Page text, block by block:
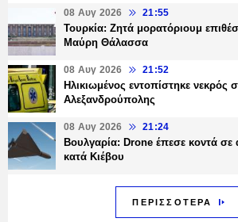
08 Αυγ 2026 21:55
Τουρκία: Ζητά μορατόριουμ
Μαύρη Θάλασσα
08 Αυγ 2026 21:52
Ηλικιωμένος εντοπίστηκε νεκρός
Αλεξανδρούπολης
08 Αυγ 2026 21:24
Βουλγαρία: Drone έπεσε κοντά
κατά Κιέβου
ΠΕΡΙΣΣΟΤΕΡΑ